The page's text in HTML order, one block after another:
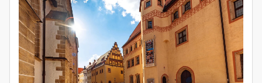
Möchten
Sie
die
verwendeten
Cookies
anpassen,